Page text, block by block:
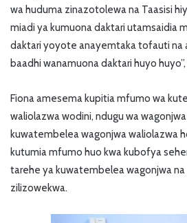
wa huduma zinazotolewa na Taasisi
miadi ya kumuona daktari utamsaidia
daktari yoyote anayemtaka tofauti na
baadhi wanamuona daktari huyo
Fiona amesema kupitia mfumo wa
waliolazwa wodini, ndugu wa
kuwatembelea wagonjwa waliolazwa
kutumia mfumo huo kwa kubofya
tarehe ya kuwatembelea wagonjwa
zilizowekwa.